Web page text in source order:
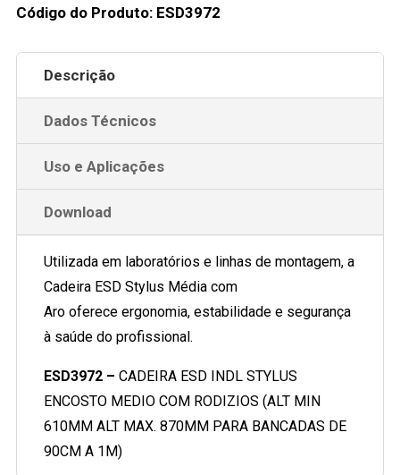
Código do Produto: ESD3972
Descrição
Dados Técnicos
Uso e Aplicações
Download
Utilizada em laboratórios e linhas de montagem, a
Cadeira ESD Stylus Média com
Aro oferece ergonomia, estabilidade e segurança
à saúde do profissional.
ESD3972 – CADEIRA ESD INDL STYLUS
ENCOSTO MEDIO COM RODIZIOS (ALT MIN
610MM ALT MAX. 870MM PARA BANCADAS DE
90CM A 1M)